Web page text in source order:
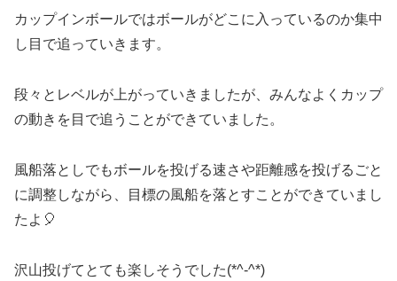
カップインボールではボールがどこに入っているのか集中
し目で追っていきます。
段々とレベルが上がっていきましたが、みんなよくカップ
の動きを目で追うことができていました。
風船落としでもボールを投げる速さや距離感を投げるごと
に調整しながら、目標の風船を落とすことができていまし
たよ🎈
沢山投げてとても楽しそうでした(*^-^*)